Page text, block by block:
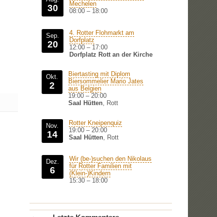
30
Mechelen
08:00 – 18:00
Sep.
20
4. Rotter Flohmarkt am
Dorfplatz
12:00 – 17:00
Dorfplatz Rott an der Kirche
Okt.
2
Biertasting mit Diplom
Biersommelier Mario Jates
aus Belgien
19:00 – 20:00
Saal Hütten, Rott
Nov.
14
Rotter Kneipenquiz
19:00 – 20:00
Saal Hütten , Rott
Dez.
6
Wir (be-)suchen den Nikolaus
für Rotter Familien mit
(Klein-)Kindern
15:30 – 18:00